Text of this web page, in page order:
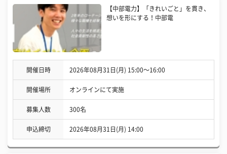
【中部電力】「きれいごと」を貫き、
想いを形にする！中部電
開催日時 2026年08月31日(月) 15:00〜16:00
開催場所 オンラインにて実施
募集人数 300名
申込締切 2026年08月31日(月) 14:00